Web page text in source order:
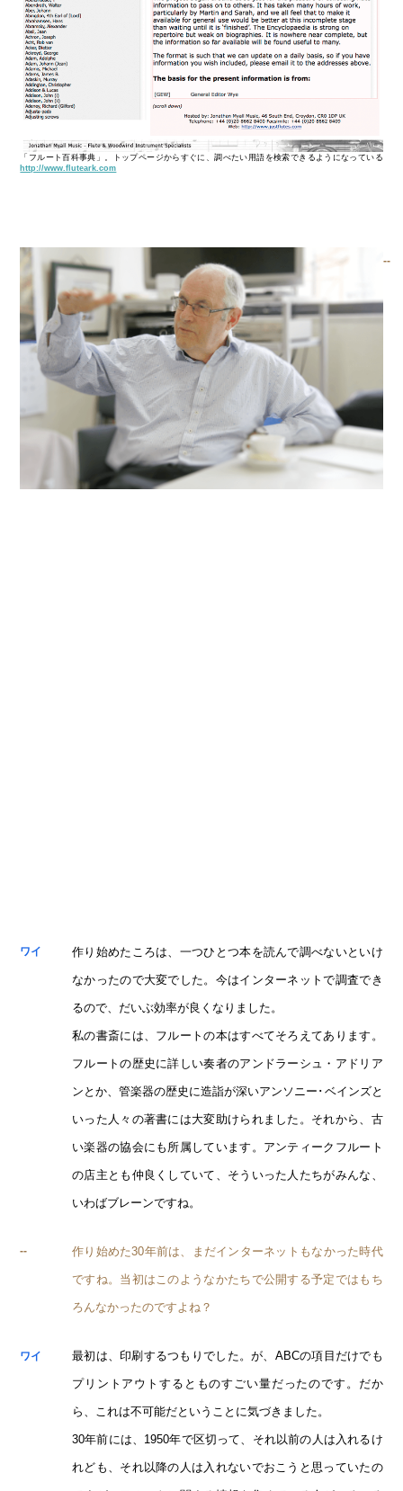
「フルート百科事典」。トップページからすぐに、調べたい用語を検索できるようになっている
http://www.fluteark.com
--
ワイ 作り始めたころは、一つひとつ本を読んで調べないといけ
なかったので大変でした。今はインターネットで調査でき
るので、だいぶ効率が良くなりました。
私の書斎には、フルートの本はすべてそろえてあります。
フルートの歴史に詳しい奏者のアンドラーシュ・アドリア
ンとか、管楽器の歴史に造詣が深いアンソニー･ベインズと
いった人々の著書には大変助けられました。それから、古
い楽器の協会にも所属しています。アンティークフルート
の店主とも仲良くしていて、そういった人たちがみんな、
いわばブレーンですね。
-- 作り始めた30年前は、まだインターネットもなかった時代
ですね。当初はこのようなかたちで公開する予定ではもち
ろんなかったのですよね？
ワイ 最初は、印刷するつもりでした。が、ABCの項目だけでも
プリントアウトするとものすごい量だったのです。だか
ら、これは不可能だということに気づきました。
30年前には、1950年で区切って、それ以前の人は入れるけ
れども、それ以降の人は入れないでおこうと思っていたの